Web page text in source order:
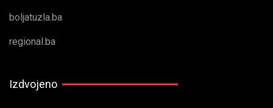
boljatuzla.ba
regional.ba
Izdvojeno